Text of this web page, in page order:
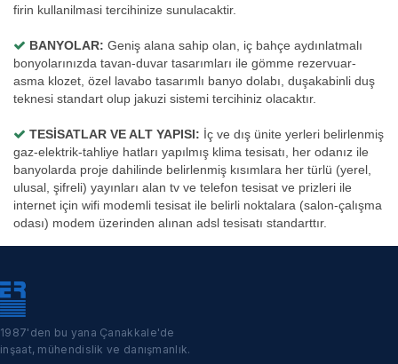
firin kullanilmasi tercihinize sunulacaktir.
BANYOLAR: Geniş alana sahip olan, iç bahçe aydınlatmalı
bonyolarınızda tavan-duvar tasarımları ile gömme rezervuar-
asma klozet, özel lavabo tasarımlı banyo dolabı, duşakabinli duş
teknesi standart olup jakuzi sistemi tercihiniz olacaktır.
TESİSATLAR VE ALT YAPISI: İç ve dış ünite yerleri belirlenmiş
gaz-elektrik-tahliye hatları yapılmış klima tesisatı, her odanız ile
banyolarda proje dahilinde belirlenmiş kısımlara her türlü (yerel,
ulusal, şifreli) yayınları alan tv ve telefon tesisat ve prizleri ile
internet için wifi modemli tesisat ile belirli noktalara (salon-çalışma
odası) modem üzerinden alınan adsl tesisatı standarttır.
1987'den bu yana Çanakkale'de
inşaat, mühendislik ve danışmanlık.